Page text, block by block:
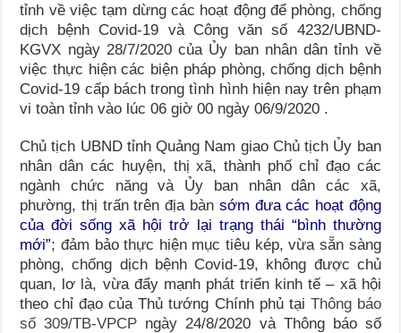
tỉnh về việc tạm dừng các hoạt động để phòng, chống
dịch bệnh Covid-19 và Công văn số 4232/UBND-
KGVX ngày 28/7/2020 của Ủy ban nhân dân tỉnh về
việc thực hiện các biện pháp phòng, chống dịch bệnh
Covid-19 cấp bách trong tình hình hiện nay trên phạm
vi toàn tỉnh vào lúc 06 giờ 00 ngày 06/9/2020 .
Chủ tịch UBND tỉnh Quảng Nam giao Chủ tịch Ủy ban
nhân dân các huyện, thị xã, thành phố chỉ đạo các
ngành chức năng và Ủy ban nhân dân các xã,
phường, thị trấn trên địa bàn sớm đưa các hoạt động
của đời sống xã hội trở lại trạng thái “bình thường
mới”; đảm bảo thực hiện mục tiêu kép, vừa sẵn sàng
phòng, chống dịch bệnh Covid-19, không được chủ
quan, lơ là, vừa đẩy mạnh phát triển kinh tế – xã hội
theo chỉ đạo của Thủ tướng Chính phủ tại Thông báo
số 309/TB-VPCP ngày 24/8/2020 và Thông báo số